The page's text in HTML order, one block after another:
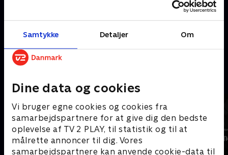
Samtykke Detaljer Om
Dine data og cookies
Vi bruger egne cookies og cookies fra
samarbejdspartnere for at give dig den bedste
oplevelse af TV 2 PLAY, til statistik og til at
målrette annoncer til dig. Vores
samarbejdspartnere kan anvende cookie-data til
forsøg på at standse den tiltagende trussel, som Solitus udgør
Kræver tilkøb
Mere indhold fra Disney+